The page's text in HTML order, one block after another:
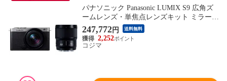
パナソニック Panasonic LUMIX S9 広角ズ
ームレンズ・単焦点レンズキット ミラーレ
ス一眼カメラ ［ズームレンズ＋単焦点レン
ズ］ ダークシルバー DC-S9W-S
247,772円 送料無料
2,252
コジマ